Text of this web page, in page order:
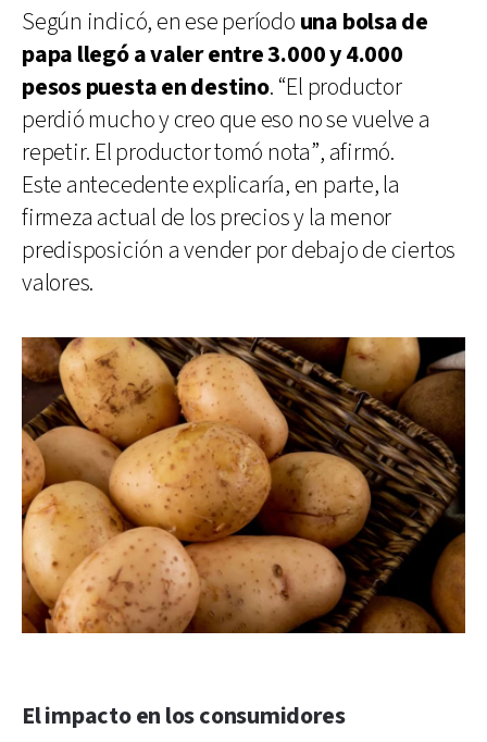
Según indicó, en ese período una bolsa de
papa llegó a valer entre 3.000 y 4.000
pesos puesta en destino. “El productor
perdió mucho y creo que eso no se vuelve a
repetir. El productor tomó nota”, afirmó.
Este antecedente explicaría, en parte, la
firmeza actual de los precios y la menor
predisposición a vender por debajo de ciertos
valores.
El impacto en los consumidores